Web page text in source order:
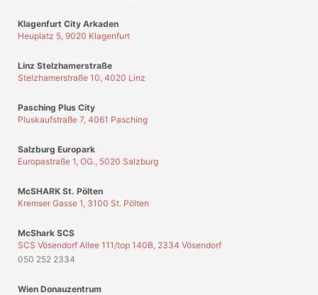
Klagenfurt City Arkaden
Heuplatz 5, 9020 Klagenfurt
Linz Stelzhamerstraße
Stelzhamerstraße 10, 4020 Linz
Pasching Plus City
Pluskaufstraße 7, 4061 Pasching
Salzburg Europark
Europastraße 1, OG., 5020 Salzburg
McSHARK St. Pölten
Kremser Gasse 1, 3100 St. Pölten
McShark SCS
SCS Vösendorf Allee 111/top 140B, 2334 Vösendorf
050 252 2334
Wien Donauzentrum